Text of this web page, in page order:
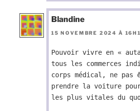
Blandine
15 NOVEMBRE 2024 À
Pouvoir vivre en «
tous les commerces
corps médical, ne pas
prendre la voiture
les plus vitales du